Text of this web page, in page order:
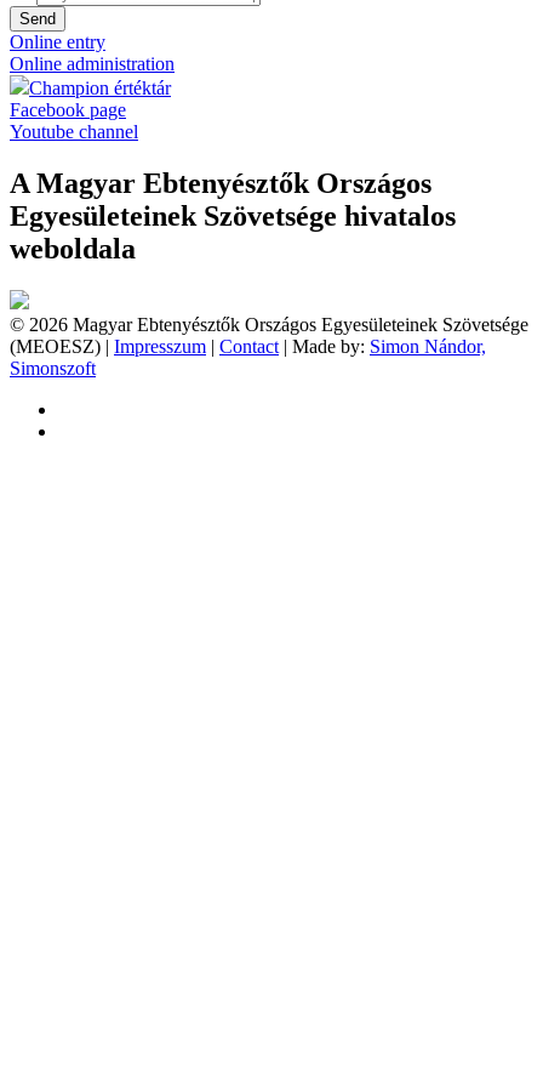
Send
Online entry
Online administration
Champion értéktár
Facebook page
Youtube channel
A Magyar Ebtenyésztők Országos
Egyesületeinek Szövetsége hivatalos
weboldala
© 2026 Magyar Ebtenyésztők Országos Egyesületeinek Szövetsége
(MEOESZ) | Impresszum | Contact | Made by: Simon Nándor,
Simonszoft